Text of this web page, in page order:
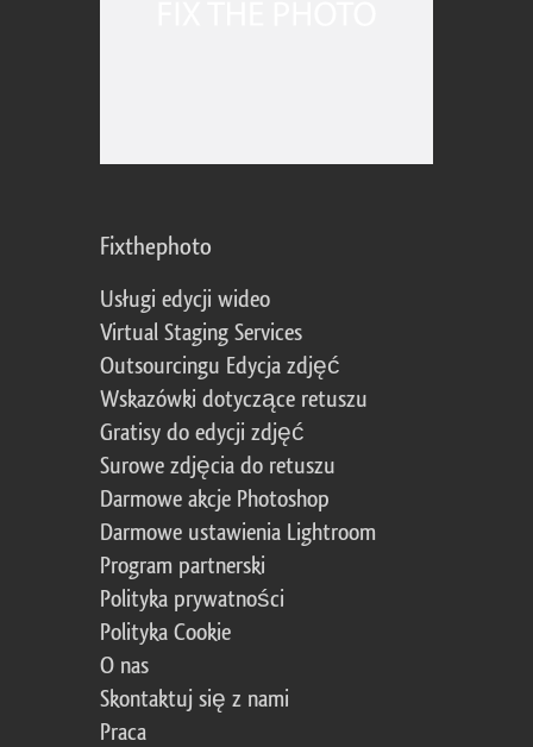
Fixthephoto
Usługi edycji wideo
Virtual Staging Services
Outsourcingu Edycja zdjęć
Wskazówki dotyczące retuszu
Gratisy do edycji zdjęć
Surowe zdjęcia do retuszu
Darmowe akcje Photoshop
Darmowe ustawienia Lightroom
Program partnerski
Polityka prywatności
Polityka Cookie
O nas
Skontaktuj się z nami
Praca